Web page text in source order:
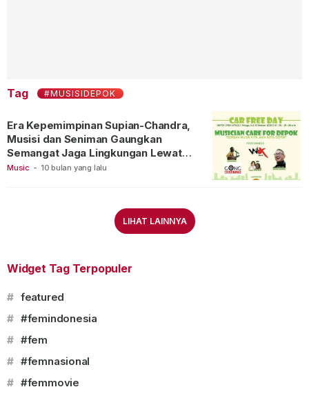
Tag #MUSISIDEPOK
Music - 10 bulan yang lalu
Era Kepemimpinan Supian-Chandra,
Musisi dan Seniman Gaungkan
Semangat Jaga Lingkungan Lewat
“Musician Care for Depok”
LIHAT LAINNYA
Widget Tag Terpopuler
# featured
# #femindonesia
# #fem
# #femnasional
# #femmovie